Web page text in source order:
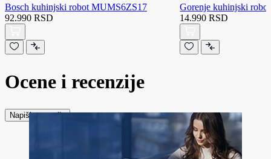
Bosch kuhinjski robot MUMS6ZS17
92.990 RSD
Gorenje kuhinjski
14.990 RSD
Ocene i recenzije
Napiši recenziju